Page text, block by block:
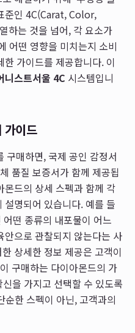
준인 4C(Carat, Color,
하는 것을 넘어, 각 요소가
어떤 영향을 미치는지 소비
가이드를 제공합니다. 이
니스트서울 4C 시스템입니
가이드
구매하면, 국제 공인 감정서
품질 보증서가 함께 제공됩
몬드의 상세 스펙과 함께 각
명되어 있습니다. 예를 들
떤 종류의 내포물이 어느
안으로 관찰되지 않는다는 사
상세한 정보 제공은 고객이
구매하는 다이아몬드의 가
을 가지고 선택할 수 있도록
순한 스펙이 아닌, 고객과의